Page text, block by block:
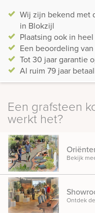
Wij zijn bekend met
in Blokzijl
Plaatsing ook in
Een beoordeling van
Tot 30 jaar garantie
Al ruim 79 jaar
Een grafsteen
werkt het?